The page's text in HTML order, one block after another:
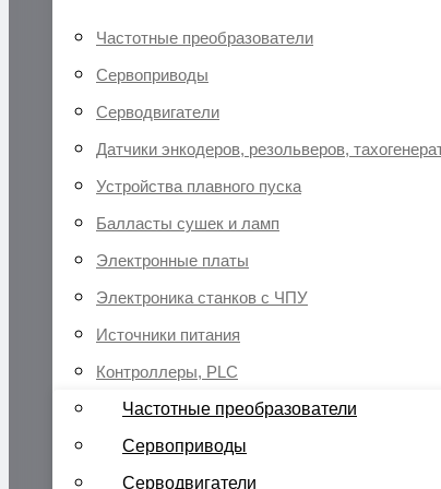
Частотные преобразователи
Сервоприводы
Серводвигатели
Датчики энкодеров, резольверов,
Устройства плавного пуска
Балласты сушек и ламп
Электронные платы
Электроника станков с ЧПУ
Источники питания
Контроллеры, PLC
Частотные преобразователи
Сервоприводы
Серводвигатели